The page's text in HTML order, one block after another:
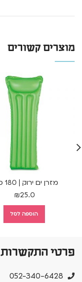
מוצרים קשורים
מזרן ים ירוק | 180 ס"מ
₪25.0
הוספה לסל
פרטי התקשרות
052-340-6428